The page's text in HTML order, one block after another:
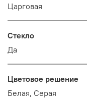
Царговая
Стекло
Да
Цветовое решение
Белая, Серая